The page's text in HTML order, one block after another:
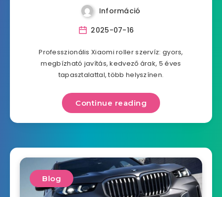
Információ
2025-07-16
Professzionális Xiaomi roller szervíz: gyors,
megbízható javítás, kedvező árak, 5 éves
tapasztalattal, több helyszínen.
Continue reading
Blog